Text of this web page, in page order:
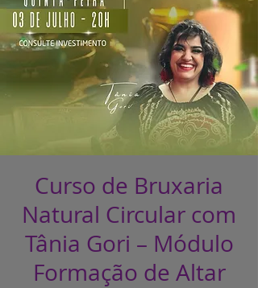
Curso de Bruxaria
Natural Circular com
Tânia Gori – Módulo
Formação de Altar